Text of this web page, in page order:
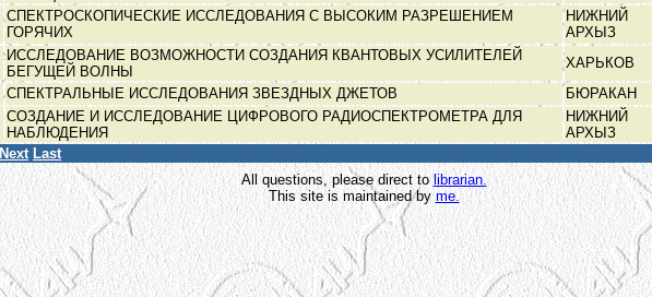
СПЕКТРОСКОПИЧЕСКИЕ ИССЛЕДОВАНИЯ С ВЫСОКИМ РАЗРЕШЕНИЕМ
ГОРЯЧИХ
НИЖНИЙ
АРХЫЗ
ИССЛЕДОВАНИЕ ВОЗМОЖНОСТИ СОЗДАНИЯ КВАНТОВЫХ УСИЛИТЕЛЕЙ
БЕГУЩЕЙ ВОЛНЫ
ХАРЬКОВ
СПЕКТРАЛЬНЫЕ ИССЛЕДОВАНИЯ ЗВЕЗДНЫХ ДЖЕТОВ БЮРАКАН
СОЗДАНИЕ И ИССЛЕДОВАНИЕ ЦИФРОВОГО РАДИОСПЕКТРОМЕТРА ДЛЯ
НАБЛЮДЕНИЯ
НИЖНИЙ
АРХЫЗ
Next Last
All questions, please direct tolibrarian.
This site is maintained byme.